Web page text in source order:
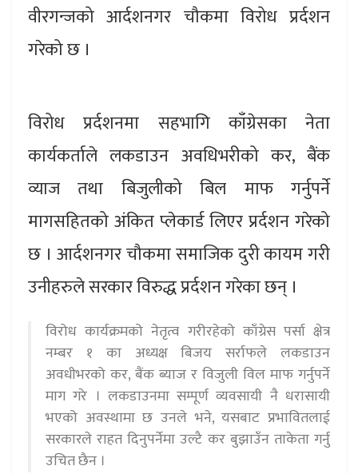
वीरगन्जको आर्दशनगर चौकमा विरोध प्रर्दशन
गरेको छ ।
विरोध प्रर्दशनमा सहभागि काँग्रेसका नेता
कार्यकर्ताले लकडाउन अवधिभरीको कर, बैंक
व्याज तथा बिजुलीको बिल माफ गर्नुपर्ने
मागसहितको अंकित प्लेकार्ड लिएर प्रर्दशन गरेको
छ । आर्दशनगर चौकमा समाजिक दुरी कायम गरी
उनीहरुले सरकार विरुद्ध प्रर्दशन गरेका छन् ।
विरोध कार्यक्रमको नेतृत्व गरीरहेको काँग्रेस पर्सा क्षेत्र
नम्बर १ का अध्यक्ष बिजय सर्राफले लकडाउन
अवधीभरको कर, बैंक ब्याज र विजुली विल माफ गर्नुपर्ने
माग गरे । लकडाउनमा सम्पूर्ण व्यवसायी नै धरासायी
भएको अवस्थामा छ उनले भने, यसबाट प्रभावितलाई
सरकारले राहत दिनुपर्नेमा उल्टै कर बुझाउँन ताकेता गर्नु
उचित छैन ।